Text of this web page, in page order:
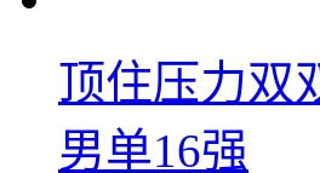
顶住压力双
男单16强